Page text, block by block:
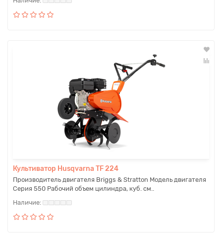
Культиватор Husqvarna TF 224
Производитель двигателя Briggs & Stratton Модель двигателя
Серия 550 Рабочий объем цилиндра, куб. см..